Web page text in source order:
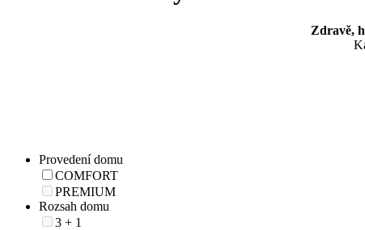
Zdravě,
Provedení domu
COMFORT
PREMIUM
Rozsah domu
3 + 1